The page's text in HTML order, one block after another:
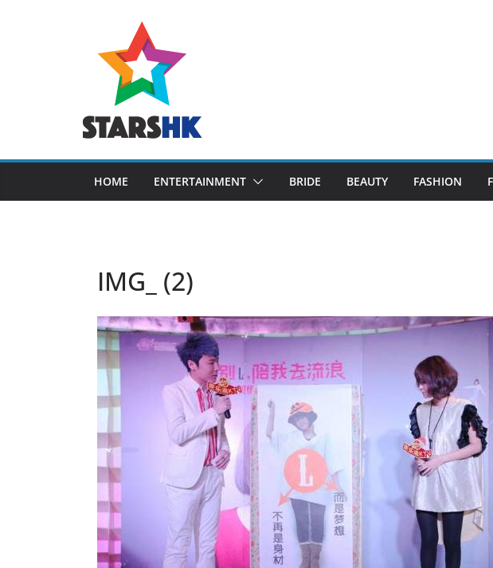
HOME ENTERTAINMENT BRIDE BEAUTY FASHION
IMG_ (2)